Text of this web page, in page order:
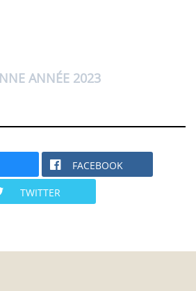
ANNÉE 2023
FACEBOOK
TWITTER